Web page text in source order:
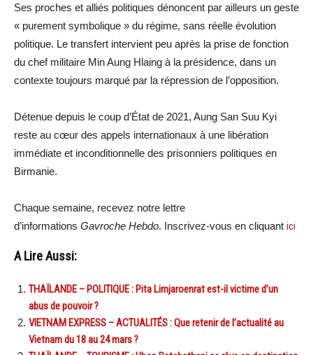
Ses proches et alliés politiques dénoncent par ailleurs un geste
« purement symbolique » du régime, sans réelle évolution
politique. Le transfert intervient peu après la prise de fonction
du chef militaire Min Aung Hlaing à la présidence, dans un
contexte toujours marqué par la répression de l’opposition.
Détenue depuis le coup d’État de 2021, Aung San Suu Kyi
reste au cœur des appels internationaux à une libération
immédiate et inconditionnelle des prisonniers politiques en
Birmanie.
Chaque semaine, recevez notre lettre
d’informations Gavroche Hebdo. Inscrivez-vous en cliquant ici
A Lire Aussi:
THAÏLANDE – POLITIQUE : Pita Limjaroenrat est-il victime d’un
abus de pouvoir ?
VIETNAM EXPRESS – ACTUALITÉS : Que retenir de l’actualité au
Vietnam du 18 au 24 mars ?